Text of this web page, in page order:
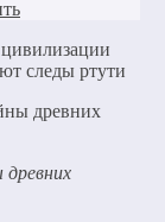
следы ртути